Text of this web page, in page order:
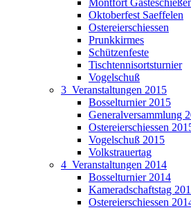
Oktoberfest Saeffelen
Ostereierschiessen
Prunkkirmes
Schützenfeste
Tischtennisortsturnier
Vogelschuß
3_Veranstaltungen 2015
Bosselturnier 2015
Generalversammlung
Ostereierschiessen
Vogelschuß 2015
Volkstrauertag
4_Veranstaltungen 2014
Bosselturnier 2014
Kameradschaftstag
Ostereierschiessen